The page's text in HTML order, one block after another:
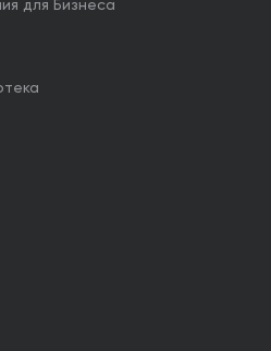
для Бизнеса